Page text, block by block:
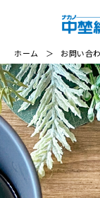
ホーム ＞ お問い合